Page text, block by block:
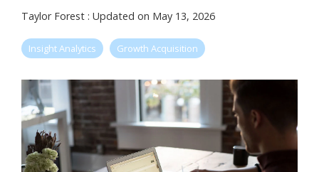
Taylor Forest : Updated on May 13, 2026
Insight Analytics Growth Acquisition